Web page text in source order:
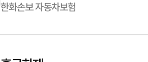
한화손보 자동차보험